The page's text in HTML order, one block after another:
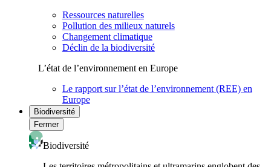
Ressources naturelles
Pollution des milieux naturels
Changement climatique
Déclin de la biodiversité
L’état de l’environnement en Europe
Le rapport sur l’état de l’environnement (REE) en
Europe
Biodiversité
Fermer
Biodiversité